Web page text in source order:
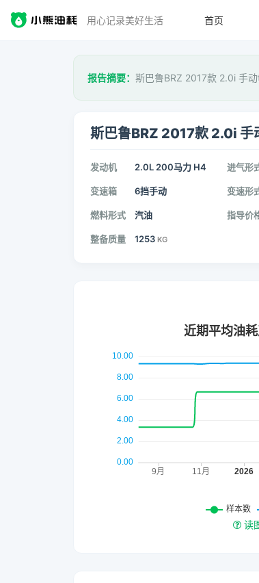
用心记录美好生活 首页
报告摘要： 斯巴鲁BRZ 2017款 2.0i 手
斯巴鲁BRZ 2017款 2.0i
发动机 2.0L 200马力 H4 进气形
变速箱 6挡手动 变速形
燃料形式 汽油 指导价
整备质量 1253 KG
读